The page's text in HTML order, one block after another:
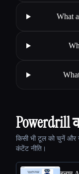
What
Powerdrill
किसी भी टूल को चुनें और
कंटेंट नीति।